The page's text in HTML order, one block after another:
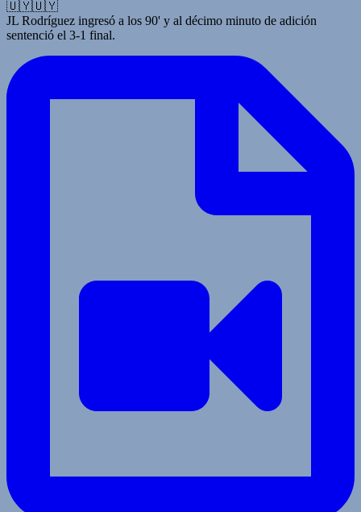
🇺🇾🇺🇾
JL Rodríguez ingresó a los 90' y al décimo minuto de adición
sentenció el 3-1 final.